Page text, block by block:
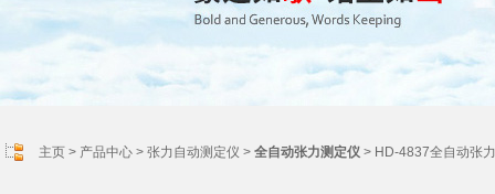
主页 > 产品中心 > 张力自动测定仪 > 全自动张力测定仪 > HD-4837全自动张